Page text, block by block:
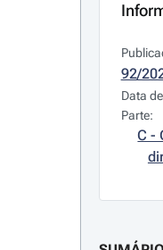
92/
Data
Parte:
C -